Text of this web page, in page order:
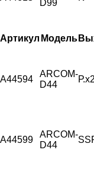
D99
Артикул Модель
A44594
ARCOM-
D44
A44599
ARCOM-
D44